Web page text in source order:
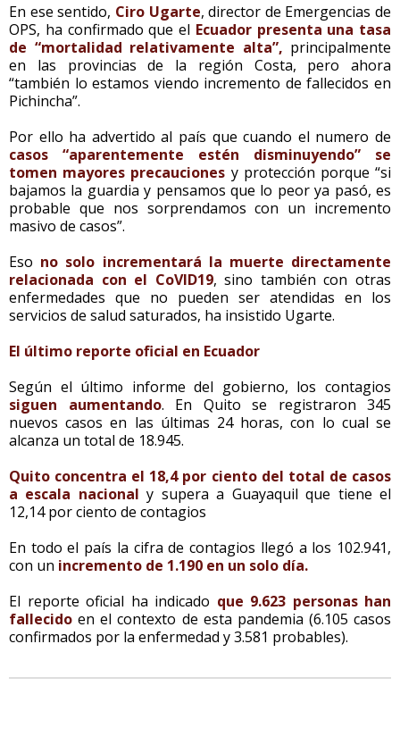
En ese sentido, Ciro Ugarte, director de Emergencias de
OPS, ha confirmado que el Ecuador presenta una tasa
de “mortalidad relativamente alta”, principalmente
en las provincias de la región Costa, pero ahora
“también lo estamos viendo incremento de fallecidos en
Pichincha”.
Por ello ha advertido al país que cuando el numero de
casos “aparentemente estén disminuyendo” se
tomen mayores precauciones y protección porque “si
bajamos la guardia y pensamos que lo peor ya pasó, es
probable que nos sorprendamos con un incremento
masivo de casos”.
Eso no solo incrementará la muerte directamente
relacionada con el CoVID19, sino también con otras
enfermedades que no pueden ser atendidas en los
servicios de salud saturados, ha insistido Ugarte.
El último reporte oficial en Ecuador
Según el último informe del gobierno, los contagios
siguen aumentando. En Quito se registraron 345
nuevos casos en las últimas 24 horas, con lo cual se
alcanza un total de 18.945.
Quito concentra el 18,4 por ciento del total de casos
a escala nacional y supera a Guayaquil que tiene el
12,14 por ciento de contagios
En todo el país la cifra de contagios llegó a los 102.941,
con un incremento de 1.190 en un solo día.
El reporte oficial ha indicado que 9.623 personas han
fallecido en el contexto de esta pandemia (6.105 casos
confirmados por la enfermedad y 3.581 probables).